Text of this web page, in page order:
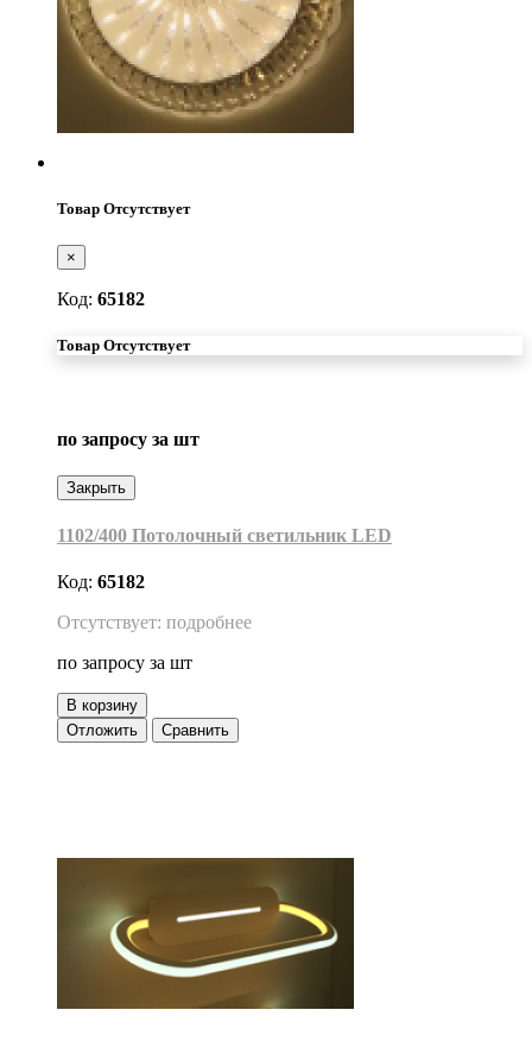
Товар Отсутствует
×
Код: 65182
Товар Отсутствует
по запросу за шт
Закрыть
1102/400 Потолочный светильник LED
Код: 65182
Отсутствует: подробнее
по запросу за шт
В корзину
Отложить
Сравнить